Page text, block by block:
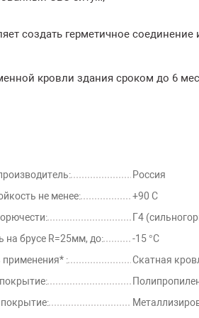
создать герметичное соединение
кровли здания сроком до 6
±0,1
ГОСТ EN
ГОСТ EN
- абсолютная
ГОСТ EN
не менее
ГОСТ EN
±5
ГОСТ 31899-
(EN 12311-
Россия
не менее:
+90 С
Г4
на брусе R=25мм, до:
-15 °С
применения* :
Скатная